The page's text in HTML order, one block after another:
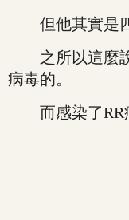
但他其實是四
之所以這麼說
病毒的。
而感染了RR